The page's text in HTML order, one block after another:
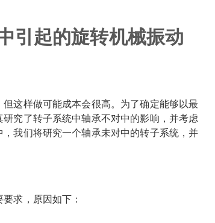
引起的旋转机械振动
这样做可能成本会很高。为了确定能够以最
究了转子系统中轴承不对中的影响，并考虑
我们将研究一个轴承未对中的转子系统，并
求，原因如下：